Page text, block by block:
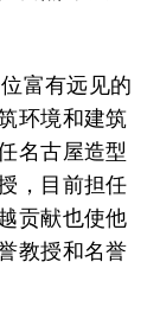
富有远见的
环境和建筑
名古屋造型
，目前担任
贡献也使他
教授和名誉